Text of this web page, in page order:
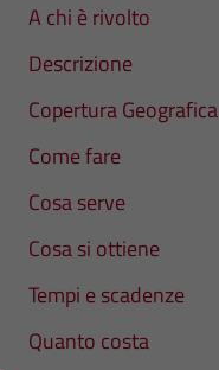
A chi è rivolto
Descrizione
Copertura Geografica
Come fare
Cosa serve
Cosa si ottiene
Tempi e scadenze
Quanto costa